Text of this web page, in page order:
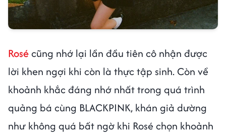
Rosécũng nhớ lại lần đầu tiên cô nhận được
lời khen ngợi khi còn là thực tập sinh. Còn về
khoảnh khắc đáng nhớ nhất trong quá trình
quảng bá cùng BLACKPINK, khán giả dường
như không quá bất ngờ khi Rosé chọn khoảnh